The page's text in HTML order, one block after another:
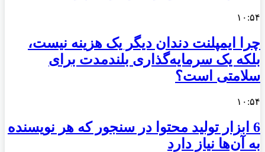
۱۰:۵۴
چرا ایمپلنت دندان دیگر یک هزینه نیست،
بلکه یک سرمایه‌گذاری بلندمدت برای
سلامتی است؟
۱۰:۵۴
6 ابزار تولید محتوا در سنجور که هر نویسنده
به آن‌ها نیاز دارد